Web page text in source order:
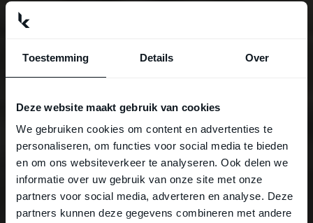
Toestemming Details Over
Deze website maakt gebruik van cookies
We gebruiken cookies om content en advertenties te
personaliseren, om functies voor social media te bieden
en om ons websiteverkeer te analyseren. Ook delen we
informatie over uw gebruik van onze site met onze
partners voor social media, adverteren en analyse. Deze
partners kunnen deze gegevens combineren met andere